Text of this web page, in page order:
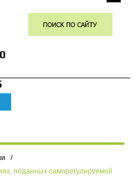
/
поданных саморегулируемой